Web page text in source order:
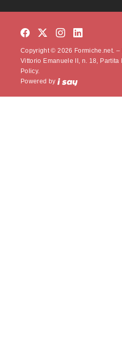
Copyright © 2026 Formiche.net. –
Vittorio Emanuele II, n. 18, Partita
Policy.
Powered by